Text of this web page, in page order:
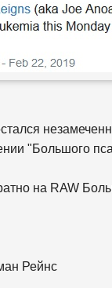
"Большого
на RAW
Рейнс